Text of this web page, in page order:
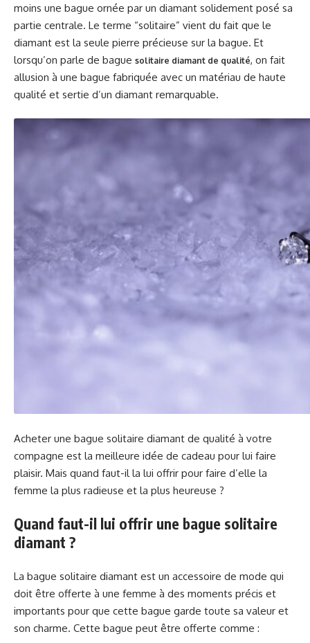
moins une bague ornée par un diamant solidement posé sa
partie centrale. Le terme “solitaire” vient du fait que le
diamant est la seule pierre précieuse sur la bague. Et
lorsqu’on parle de bague solitaire diamant de qualité, on fait
allusion à une bague fabriquée avec un matériau de haute
qualité et sertie d’un diamant remarquable.
Acheter une bague solitaire diamant de qualité à votre
compagne est la meilleure idée de cadeau pour lui faire
plaisir. Mais quand faut-il la lui offrir pour faire d’elle la
femme la plus radieuse et la plus heureuse ?
Quand faut-il lui offrir une bague solitaire
diamant ?
La bague solitaire diamant est un accessoire de mode qui
doit être offerte à une femme à des moments précis et
importants pour que cette bague garde toute sa valeur et
son charme. Cette bague peut être offerte comme :